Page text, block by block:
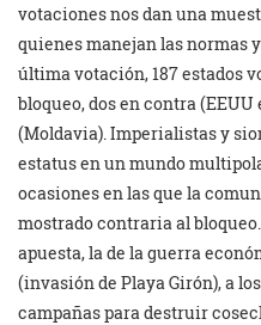
votaciones nos dan una
quienes manejan las normas
última votación, 187 estados
bloqueo, dos en contra
(Moldavia). Imperialistas y
estatus en un mundo
ocasiones en las que la
mostrado contraria al
apuesta, la de la guerra
(invasión de Playa Girón), a
campañas para destruir